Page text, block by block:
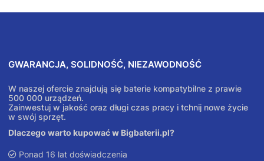
GWARANCJA, SOLIDNOŚĆ, NIEZAWODNOŚĆ
W naszej ofercie znajdują się baterie kompatybilne z prawie
500 000 urządzeń.
Zainwestuj w jakość oraz długi czas pracy i tchnij nowe życie
w swój sprzęt.
Dlaczego warto kupować w Bigbaterii.pl?
Ponad 16 lat doświadczenia